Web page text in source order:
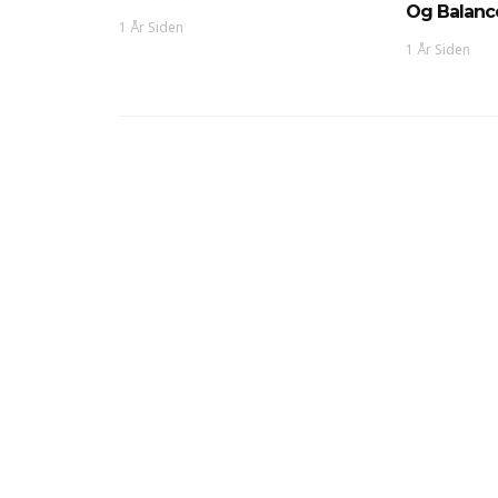
1 År Siden
Og
1 År Siden